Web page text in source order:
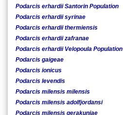
Podarcis erhardii Santorin Population
Podarcis erhardii syrinae
Podarcis erhardii thermiensis
Podarcis erhardii zafranae
Podarcis erhardii Velopoula Population
Podarcis gaigeae
Podarcis ionicus
Podarcis levendis
Podarcis milensis milensis
Podarcis milensis adolfjordansi
Podarcis milensis gerakuniae